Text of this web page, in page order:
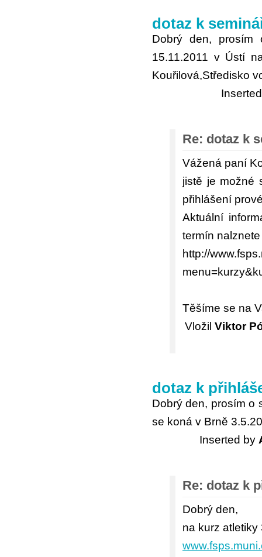
dotaz k
Dobrý den,
15.11.2011 v Ústí
Kouřilová,Středisko
Re: dotaz k
Vážená paní
jistě je možné
přihlášení
Aktuální
termín
http://
Těšíme se na
Vložil Viktor
dotaz k
Dobrý den, prosím o
se koná v Brně
Inserted by
Re: dotaz k
Dobrý den,
na kurz